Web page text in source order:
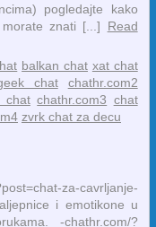
pogledajte kako
znati [...] Read
balkan chat xat chat
chat
chathr.com2
chat chathr.com3 chat
zvrk chat za decu
za-cavrljanje-
i emotikone u
-chathr.com/?